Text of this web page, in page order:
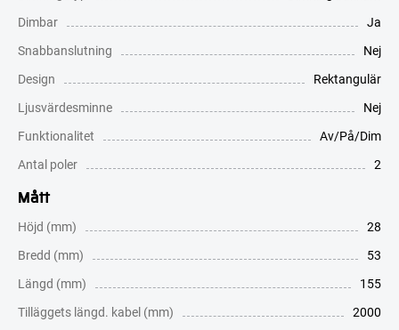
Dimbar
Ja
Snabbanslutning
Nej
Design
Rektangulär
Ljusvärdesminne
Nej
Funktionalitet
Av/På/Dim
Antal poler
2
Mått
Höjd (mm)
28
Bredd (mm)
53
Längd (mm)
155
Tilläggets längd. kabel (mm)
2000